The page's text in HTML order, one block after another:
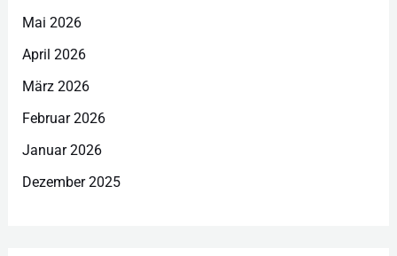
Mai 2026
April 2026
März 2026
Februar 2026
Januar 2026
Dezember 2025